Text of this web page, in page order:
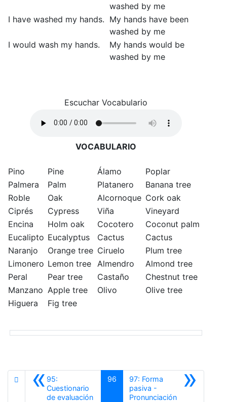
washed by me
I have washed my hands. My hands have been
washed by me
I would wash my hands.
My hands would be
washed by me
Escuchar Vocabulario
VOCABULARIO
Pino Pine Álamo
Poplar
Palmera
Palm Platanero
Banana tree
Roble
Oak Alcornoque Cork oak
Ciprés
Cypress Viña
Vineyard
Encina
Holm oak Cocotero
Coconut palm
Eucalipto Eucalyptus Cactus
Cactus
Naranjo
Orange tree Ciruelo
Plum tree
Limonero Lemon tree Almendro
Almond tree
Peral
Pear tree Castaño
Chestnut tree
Manzano Apple tree Olivo
Olive tree
Higuera
Fig tree
«95:
Cuestionario
de evaluaciónAnterior
96 »
97: Forma
pasiva -
PronunciaciónSiguiente